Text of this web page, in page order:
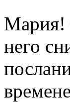
Мария!
него